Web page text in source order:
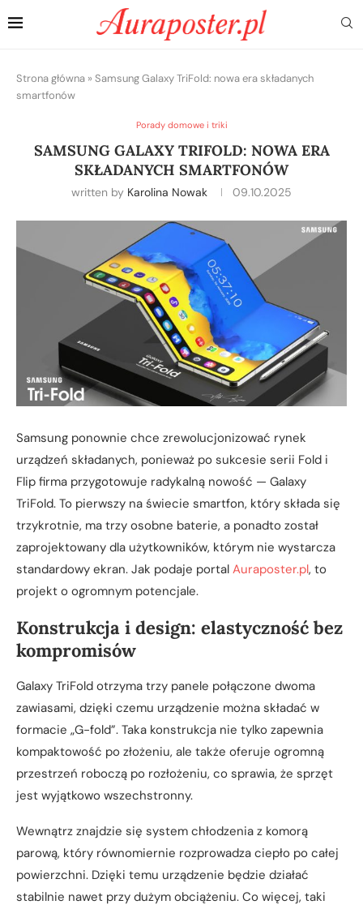
Strona główna » Samsung Galaxy TriFold: nowa era składanych
smartfonów
Porady domowe i triki
SAMSUNG GALAXY TRIFOLD: NOWA ERA
SKŁADANYCH SMARTFONÓW
written by Karolina Nowak 09.10.2025
Samsung ponownie chce zrewolucjonizować rynek
urządzeń składanych, ponieważ po sukcesie serii Fold i
Flip firma przygotowuje radykalną nowość — Galaxy
TriFold. To pierwszy na świecie smartfon, który składa się
trzykrotnie, ma trzy osobne baterie, a ponadto został
zaprojektowany dla użytkowników, którym nie wystarcza
standardowy ekran. Jak podaje portal Auraposter.pl, to
projekt o ogromnym potencjale.
Konstrukcja i design: elastyczność bez
kompromisów
Galaxy TriFold otrzyma trzy panele połączone dwoma
zawiasami, dzięki czemu urządzenie można składać w
formacie „G-fold”. Taka konstrukcja nie tylko zapewnia
kompaktowość po złożeniu, ale także oferuje ogromną
przestrzeń roboczą po rozłożeniu, co sprawia, że sprzęt
jest wyjątkowo wszechstronny.
Wewnątrz znajdzie się system chłodzenia z komorą
parową, który równomiernie rozprowadza ciepło po całej
powierzchni. Dzięki temu urządzenie będzie działać
stabilnie nawet przy dużym obciążeniu. Co więcej, taki